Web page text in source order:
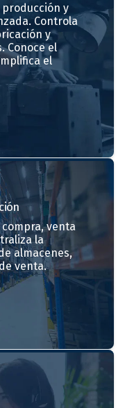
y
Controla
y
Conoce el
el
venta
la
almacenes,
venta.